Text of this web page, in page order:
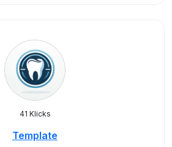
41 Klicks
Template